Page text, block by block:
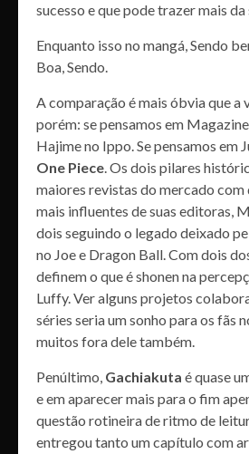
sucesso e que pode trazer mais
Enquanto isso no mangá, Sendo
Boa, Sendo.
A comparação é mais óbvia que a
porém: se pensamos em
Hajime no Ippo. Se pensamos em
One Piece. Os dois pilares
maiores revistas do mercado com
mais influentes de suas editoras,
dois seguindo o legado deixado
no Joe e Dragon Ball. Com dois
definem o que é shonen na
Luffy. Ver alguns projetos
séries seria um sonho para os fãs
muitos fora dele também.
Penúltimo, Gachiakuta é quase
e em aparecer mais para o fim
questão rotineira de ritmo de
entregou tanto um capítulo com